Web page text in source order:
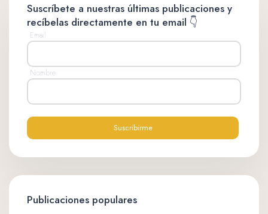
Suscríbete a nuestras últimas publicaciones y
recíbelas directamente en tu email 👇
Email
Nombre
Publicaciones populares